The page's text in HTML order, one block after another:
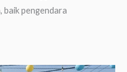
baik pengendara